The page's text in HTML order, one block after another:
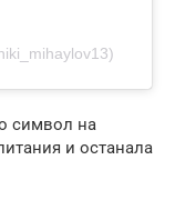
символ на
и останала